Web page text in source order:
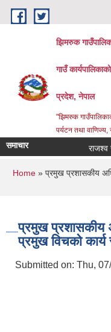
Skip to main content
झिमरुक
गाउँ
प्रदेश, नेपाल
"झिमरुक
पर्यटन तथा वाणिज्य,
समाचार राजश्व
You are here
Home» प्रमुख प्रशासकीय
प्रमुख प्रशासकीय
प्रमुख विचको कार्य
Submitted on: Thu,